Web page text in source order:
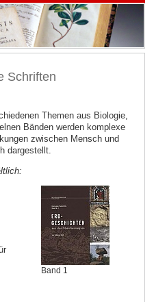
Schriften
Themen aus Biologie,
Bänden werden komplexe
zwischen Mensch und
dargestellt.
Band 1